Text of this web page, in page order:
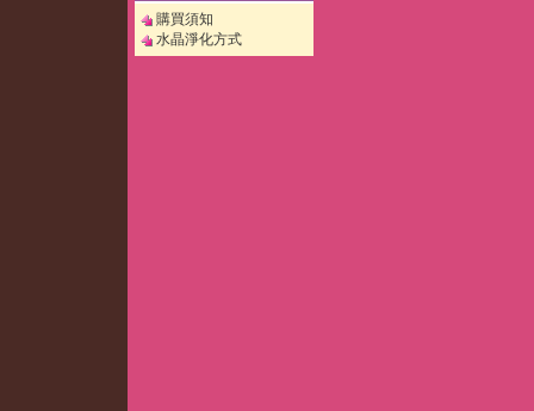
購買須知
水晶淨化方式